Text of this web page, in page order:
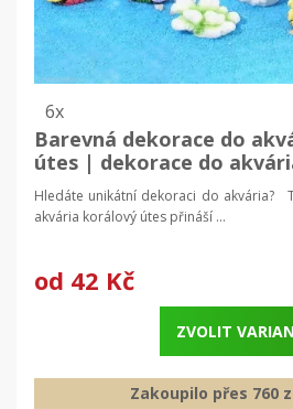
6x
Barevná dekorace do
útes | dekorace do
dekorace
Hledáte unikátní dekoraci do akvária?
akvária korálový útes přináší ...
od 42 Kč
ZVOLIT
Zakoupilo přes 760